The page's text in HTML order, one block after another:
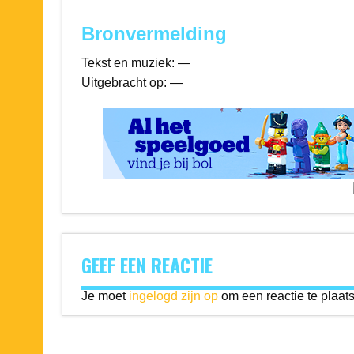
Bronvermelding
Tekst en muziek: —
Uitgebracht op: —
GEEF EEN REACTIE
Je moet ingelogd zijn opom een reactie te